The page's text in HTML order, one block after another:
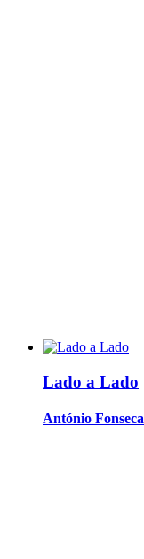
Lado a Lado
António Fonseca